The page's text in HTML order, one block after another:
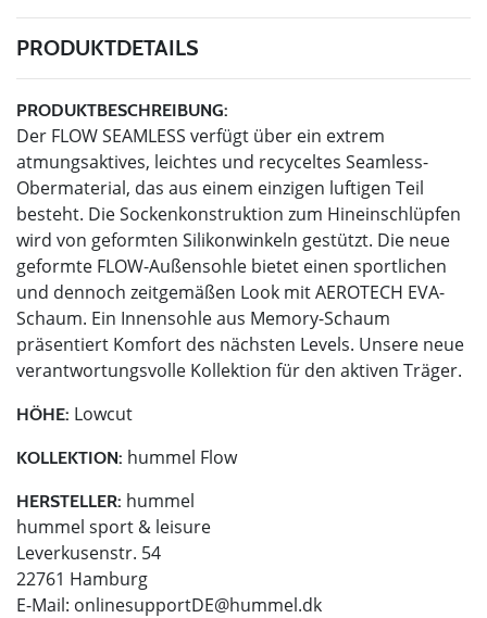
PRODUKTDETAILS
PRODUKTBESCHREIBUNG:
Der FLOW SEAMLESS verfügt über ein extrem
atmungsaktives, leichtes und recyceltes Seamless-
Obermaterial, das aus einem einzigen luftigen Teil
besteht. Die Sockenkonstruktion zum Hineinschlüpfen
wird von geformten Silikonwinkeln gestützt. Die neue
geformte FLOW-Außensohle bietet einen sportlichen
und dennoch zeitgemäßen Look mit AEROTECH EVA-
Schaum. Ein Innensohle aus Memory-Schaum
präsentiert Komfort des nächsten Levels. Unsere neue
verantwortungsvolle Kollektion für den aktiven Träger.
HÖHE: Lowcut
KOLLEKTION: hummel Flow
HERSTELLER: hummel
hummel sport & leisure
Leverkusenstr. 54
22761 Hamburg
E-Mail: onlinesupportDE@hummel.dk